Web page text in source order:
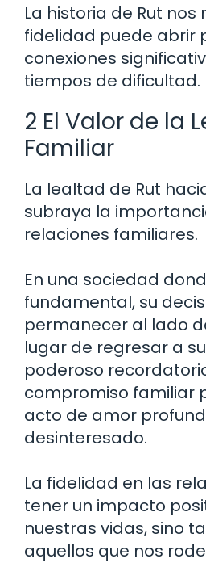
La historia de Rut
fidelidad puede abrir
conexiones
tiempos de dificultad.
2 El Valor de la
Familiar
La lealtad de Rut
subraya la
relaciones familiares.
En una sociedad
fundamental, su
permanecer al lado
lugar de regresar a
poderoso
compromiso familiar
acto de amor
desinteresado.
La fidelidad en las
tener un impacto
nuestras vidas, sino
aquellos que nos